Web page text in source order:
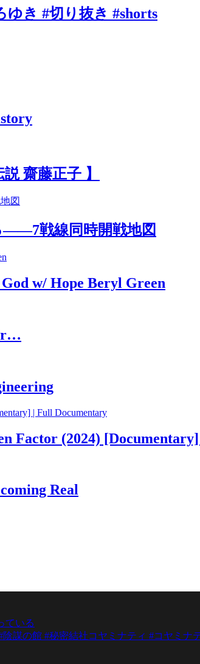
ゆき #切り抜き #shorts
齋藤正子 】
――7戦線同時開戦地図
w/ Hope Beryl Green
Factor (2024)
Real
ている
謀の館 #秘密結社コヤミナティ #コヤミナ